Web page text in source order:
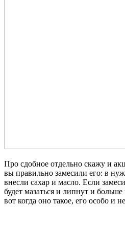
Про сдобное отдельно скажу и
вы правильно замесили его: в
внесли сахар и масло. Если
будет мазаться и липнут и
вот когда оно такое, его особо и